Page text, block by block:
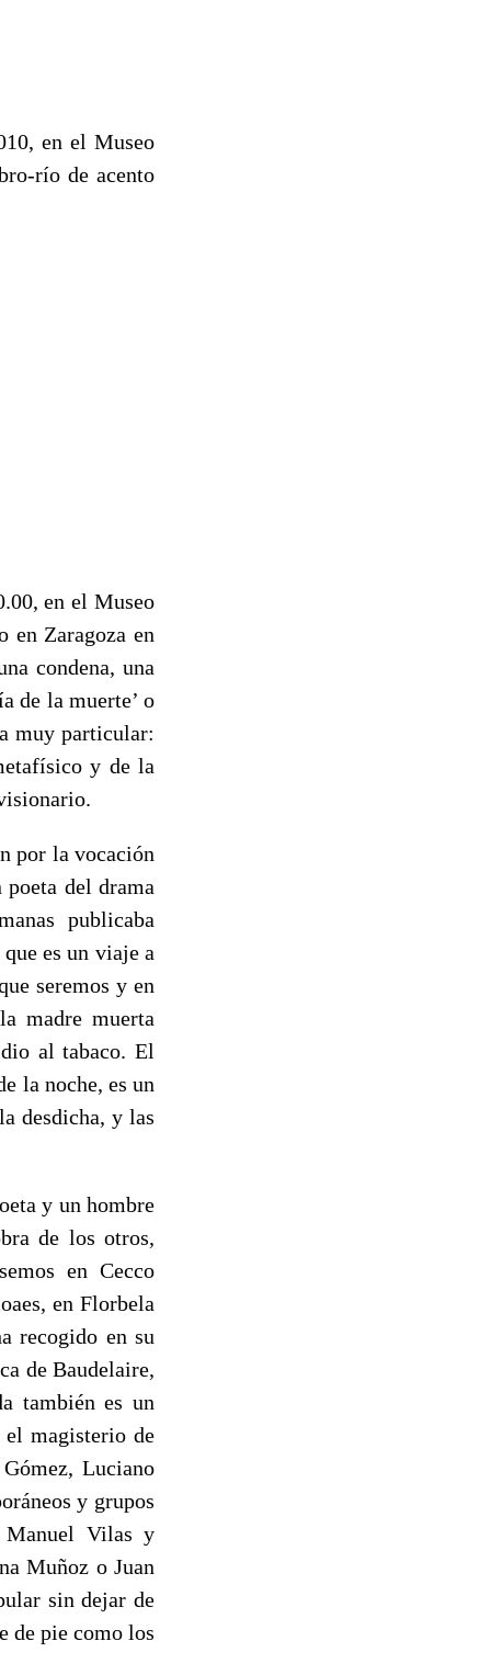
en el Museo
río de acento
en el Museo
en Zaragoza en
condena, una
de la muerte’ o
muy particular:
y de la
por la vocación
del drama
publicaba
es un viaje a
seremos y en
madre muerta
al tabaco. El
la noche, es un
desdicha, y las
y un hombre
de los otros,
en Cecco
en Florbela
recogido en su
de Baudelaire,
también es un
el magisterio de
Luciano
y grupos
Manuel Vilas y
Muñoz o Juan
sin dejar de
de pie como los